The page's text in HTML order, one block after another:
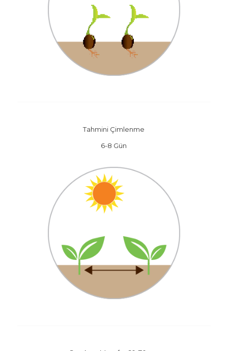
Tahmini Çimlenme
6-8 Gün